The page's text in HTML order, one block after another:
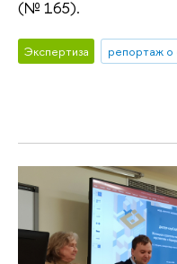
(№ 165).
Экспертиза репортаж о